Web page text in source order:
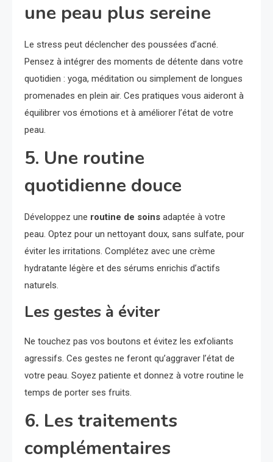
une peau plus sereine
Le stress peut déclencher des poussées d’acné.
Pensez à intégrer des moments de détente dans votre
quotidien : yoga, méditation ou simplement de longues
promenades en plein air. Ces pratiques vous aideront à
équilibrer vos émotions et à améliorer l’état de votre
peau.
5. Une routine
quotidienne douce
Développez une routine de soins adaptée à votre
peau. Optez pour un nettoyant doux, sans sulfate, pour
éviter les irritations. Complétez avec une crème
hydratante légère et des sérums enrichis d’actifs
naturels.
Les gestes à éviter
Ne touchez pas vos boutons et évitez les exfoliants
agressifs. Ces gestes ne feront qu’aggraver l’état de
votre peau. Soyez patiente et donnez à votre routine le
temps de porter ses fruits.
6. Les traitements
complémentaires